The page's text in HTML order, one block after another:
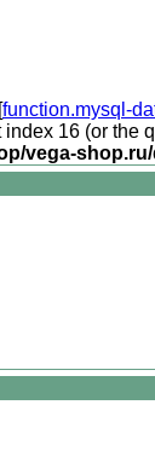
function.mysql-
index 16 (or the
vega-